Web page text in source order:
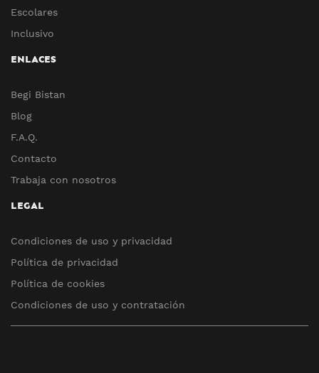
Escolares
Inclusivo
ENLACES
Begi Bistan
Blog
F.A.Q.
Contacto
Trabaja con nosotros
LEGAL
Condiciones de uso y privacidad
Política de privacidad
Política de cookies
Condiciones de uso y contratación